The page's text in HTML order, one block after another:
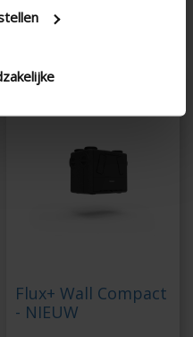
vocht
Flux+ Wall Compact
- NIEUW